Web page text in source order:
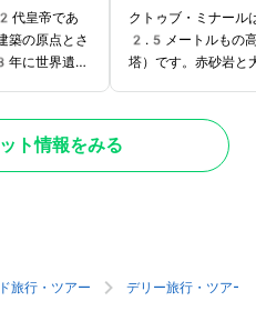
代皇帝であ
築の原点とさ
に世界遺産
ハルの建設
赤砂岩と白大
く、ムガル建
クトゥブ・ミナー
2.5メートルもの高
塔）です。赤砂岩と
登録されています
には、さまざまな
3～4世紀に建てら
策してみてはいかが
ト情報をみる
旅行・ツアー デリー旅行・ツアー